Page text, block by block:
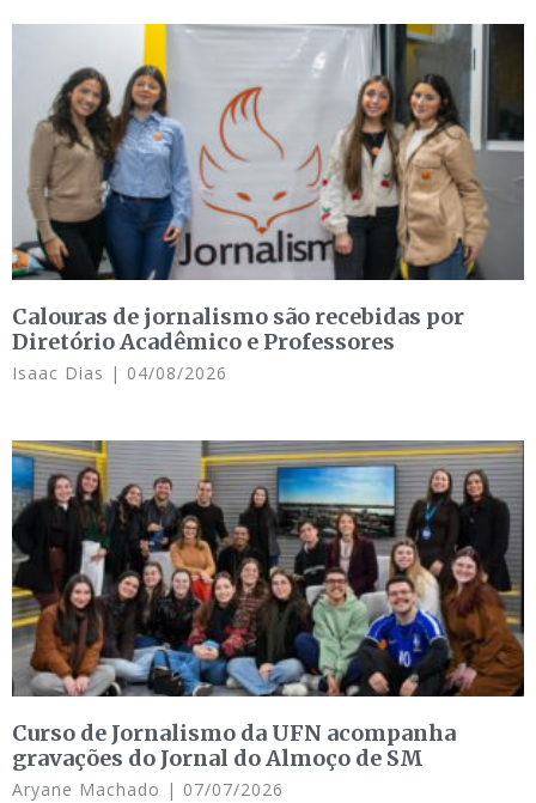
Calouras de jornalismo são recebidas por
Diretório Acadêmico e Professores
Isaac Dias 04/08/2026
Curso de Jornalismo da UFN acompanha
gravações do Jornal do Almoço de SM
Aryane Machado 07/07/2026